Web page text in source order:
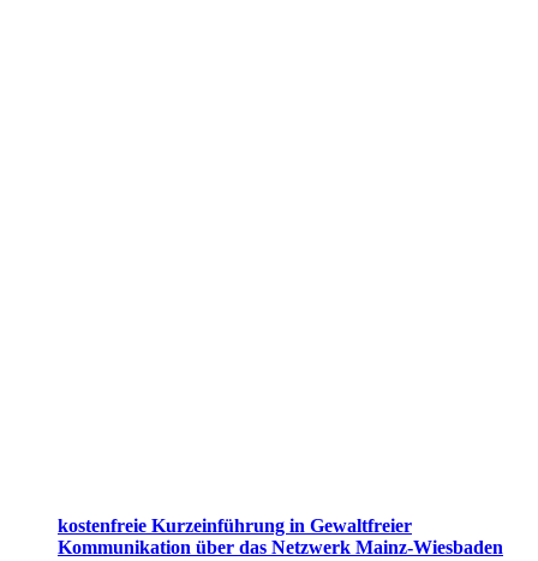
kostenfreie Kurzeinführung in Gewaltfreier
Kommunikation über das Netzwerk Mainz-Wiesbaden